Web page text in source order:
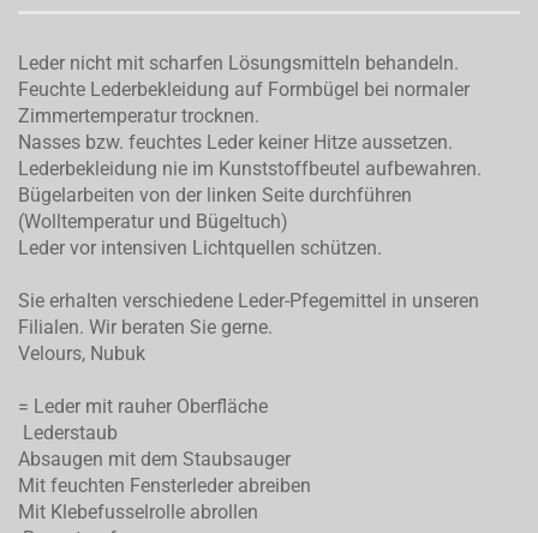
Leder nicht mit scharfen Lösungsmitteln behandeln.
Feuchte Lederbekleidung auf Formbügel bei normaler
Zimmertemperatur trocknen.
Nasses bzw. feuchtes Leder keiner Hitze aussetzen.
Lederbekleidung nie im Kunststoffbeutel aufbewahren.
Bügelarbeiten von der linken Seite durchführen
(Wolltemperatur und Bügeltuch)
Leder vor intensiven Lichtquellen schützen.
Sie erhalten verschiedene Leder-Pfegemittel in unseren
Filialen. Wir beraten Sie gerne.
Velours, Nubuk
= Leder mit rauher Oberfläche
Lederstaub
Absaugen mit dem Staubsauger
Mit feuchten Fensterleder abreiben
Mit Klebefusselrolle abrollen